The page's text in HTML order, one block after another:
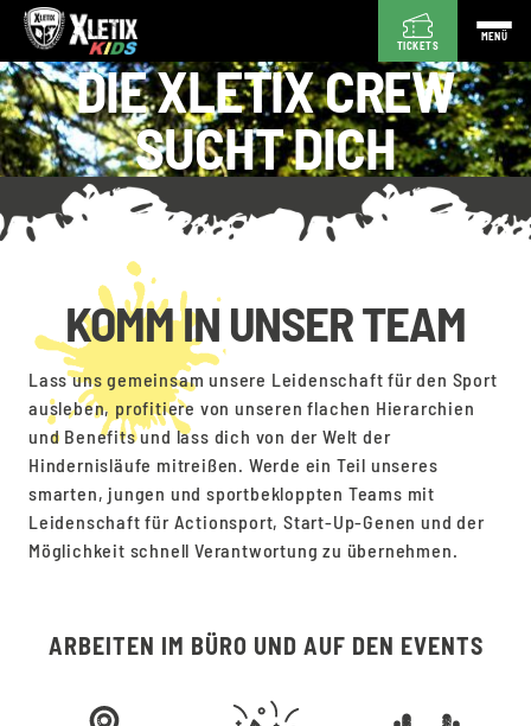
TICKETS
MENÜ
DIE XLETIX CREW
SUCHT DICH
KOMM IN UNSER TEAM
Lass uns gemeinsam unsere Leidenschaft für den Sport
ausleben, profitiere von unseren flachen Hierarchien
und Benefits und lass dich von der Welt der
Hindernisläufe mitreißen. Werde ein Teil unseres
smarten, jungen und sportbekloppten Teams mit
Leidenschaft für Actionsport, Start-Up-Genen und der
Möglichkeit schnell Verantwortung zu übernehmen.
ARBEITEN IM BÜRO UND AUF DEN EVENTS